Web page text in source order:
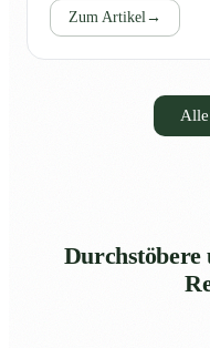
Zum Artikel→
Durchstöbere